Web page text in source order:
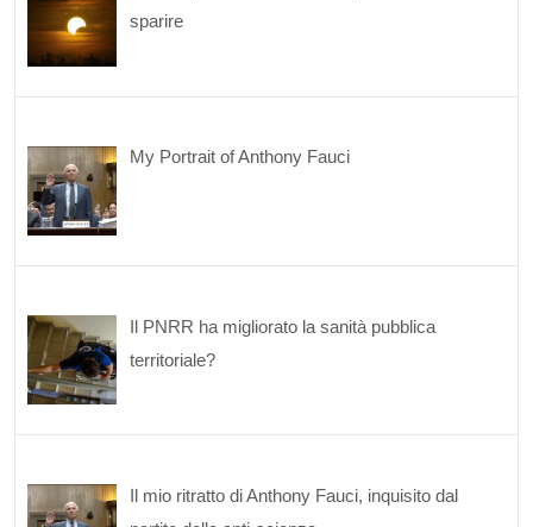
sparire
My Portrait of Anthony Fauci
Il PNRR ha migliorato la sanità pubblica
territoriale?
Il mio ritratto di Anthony Fauci, inquisito dal